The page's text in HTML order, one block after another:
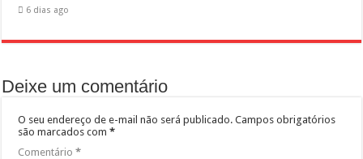
6 dias ago
Deixe um comentário
O seu endereço de e-mail não será publicado. Campos obrigatórios
são marcados com*
Comentário*